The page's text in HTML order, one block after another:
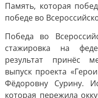
Память, которая
победе во
Победа во
стажировка на
результат принёс
выпуск проекта
Фёдоровну Сурину.
которая пережила